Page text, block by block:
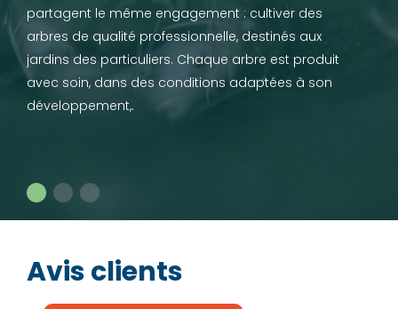
partagent le même engagement : cultiver des
arbres de qualité professionnelle, destinés aux
jardins des particuliers. Chaque arbre est produit
avec soin, dans des conditions adaptées à son
développement,.
Avis clients